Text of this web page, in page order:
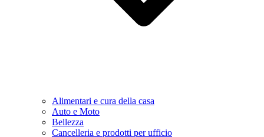
Alimentari e cura della casa
Auto e Moto
Bellezza
Cancelleria e prodotti per ufficio